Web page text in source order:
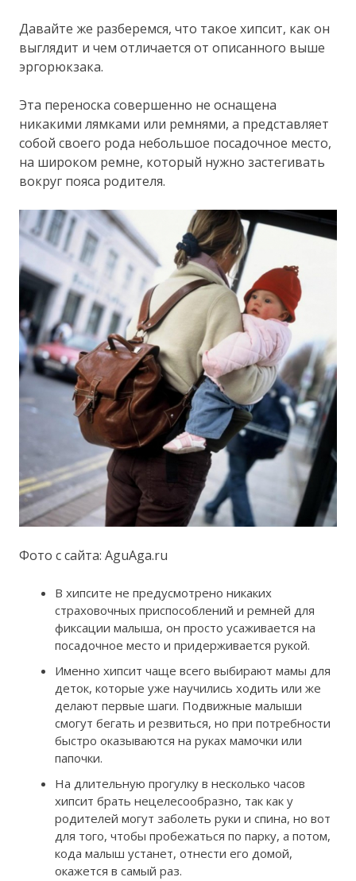
Давайте же разберемся, что такое хипсит, как он
выглядит и чем отличается от описанного выше
эргорюкзака.
Эта переноска совершенно не оснащена
никакими лямками или ремнями, а представляет
собой своего рода небольшое посадочное место,
на широком ремне, который нужно застегивать
вокруг пояса родителя.
Фото с сайта: AguAga.ru
В хипсите не предусмотрено никаких
страховочных приспособлений и ремней для
фиксации малыша, он просто усаживается на
посадочное место и придерживается рукой.
Именно хипсит чаще всего выбирают мамы для
деток, которые уже научились ходить или же
делают первые шаги. Подвижные малыши
смогут бегать и резвиться, но при потребности
быстро оказываются на руках мамочки или
папочки.
На длительную прогулку в несколько часов
хипсит брать нецелесообразно, так как у
родителей могут заболеть руки и спина, но вот
для того, чтобы пробежаться по парку, а потом,
кода малыш устанет, отнести его домой,
окажется в самый раз.